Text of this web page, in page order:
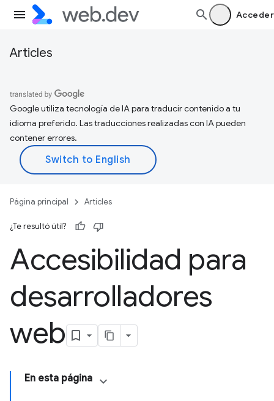
Acceder
Articles
Google utiliza tecnología de IA para traducir contenido a tu
idioma preferido. Las traducciones realizadas con IA pueden
contener errores.
Página principal Articles
¿Te resultó útil?
Accesibilidad para
desarrolladores
web
En esta página